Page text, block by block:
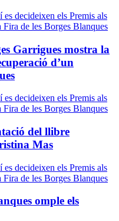
Garrigues mostra la
d’un
del llibre
Mas
omple els